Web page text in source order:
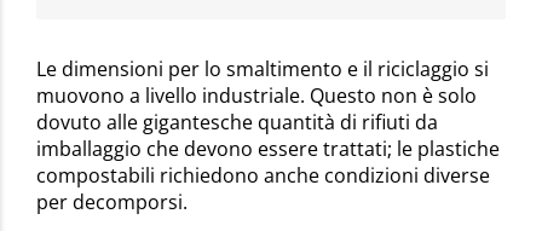
Le dimensioni per lo smaltimento e il riciclaggio si
muovono a livello industriale. Questo non è solo
dovuto alle gigantesche quantità di rifiuti da
imballaggio che devono essere trattati; le plastiche
compostabili richiedono anche condizioni diverse
per decomporsi.